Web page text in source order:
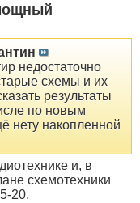
недостаточно
схемы и их
результаты
по новым
нету накопленной
и, в
схемотехники
20.